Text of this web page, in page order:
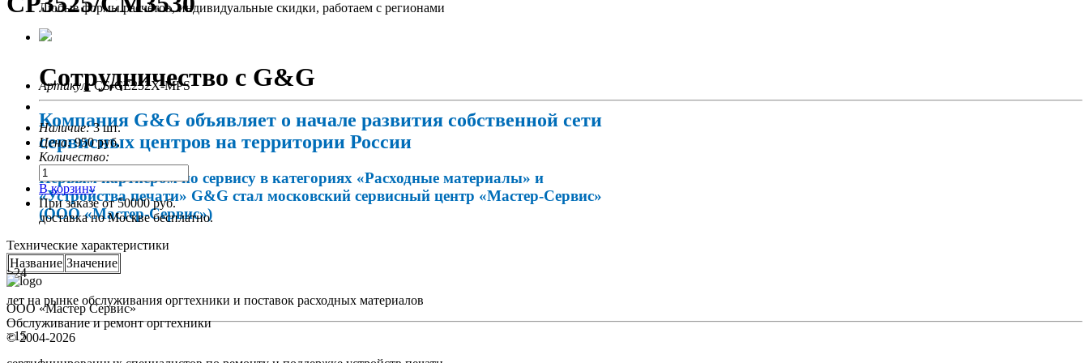
Любые формы расчётов, индивидуальные скидки, работаем с регионами
Сотрудничество с G&G
Компания G&G объявляет о начале развития собственной сети
сервисных центров на территории России
Первым партнёром по сервису в категориях «Расходные материалы» и
«Устройства печати» G&G стал московский сервисный центр «Мастер-Сервис»
(ООО «Мастер-Сервис»)
>24
лет на рынке обслуживания оргтехники и поставок расходных материалов
>15
Артикул:CS-CE252X-MPS
Наличие:3 шт.
Цена: 950руб.
Количество:
В корзину
При заказе от 50000 руб.
доставка по Москве бесплатно.
Технические характеристики
Название Значение
ООО «Мастер Сервис»
Обслуживание и ремонт оргтехники
© 2004-2026